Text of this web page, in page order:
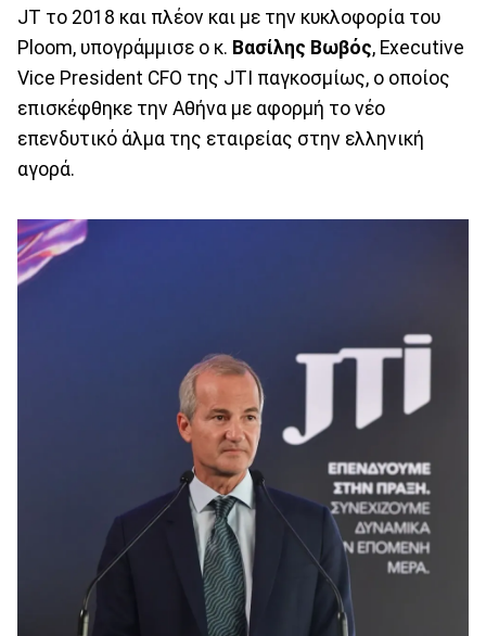
JT το 2018 και πλέον και με την κυκλοφορία του
Ploom, υπογράμμισε ο κ. Βασίλης Βωβός, Executive
Vice President CFO της JTI παγκοσμίως, ο οποίος
επισκέφθηκε την Αθήνα με αφορμή το νέο
επενδυτικό άλμα της εταιρείας στην ελληνική
αγορά.